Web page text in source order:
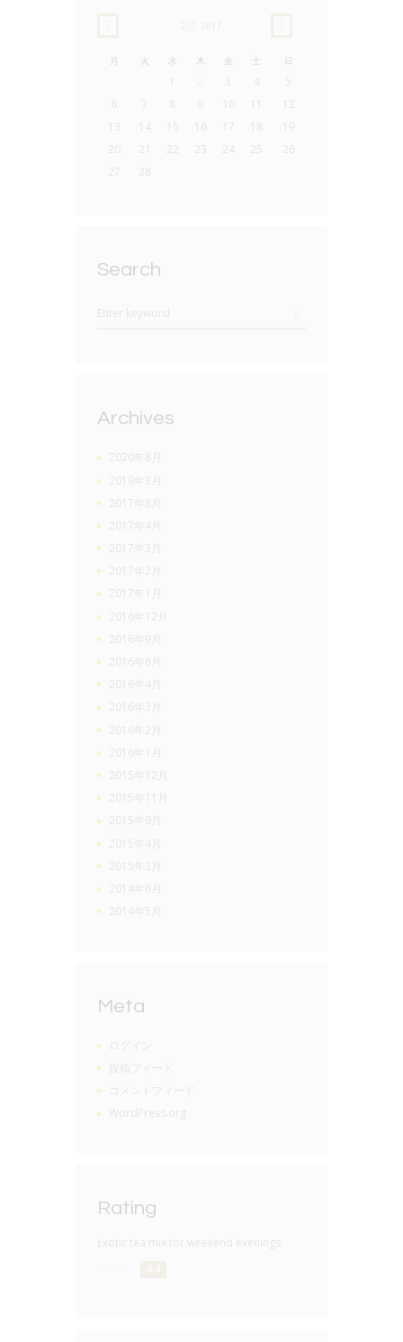
月 火 水 木 金 土 日
3 4
5
6
7 9 10
12
13
14 15 16 17
19
20
21 22 23 24 25
26
27
28
Search
Archives
2020年8月
2019年3月
2017年8月
2017年4月
2017年3月
2017年2月
2017年1月
2016年12月
2016年9月
2016年6月
2016年4月
2016年3月
2016年2月
2016年1月
2015年12月
2015年11月
2015年9月
2015年4月
2015年3月
2014年6月
2014年5月
Meta
投稿フィード
コメントフィード
WordPress.org
Rating
Exotic tea mix for weekend evenings